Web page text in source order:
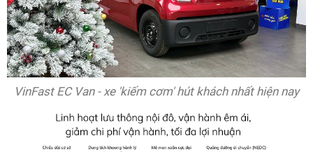
VinFast EC Van - xe 'kiếm cơm' hút khách nhất hiện nay